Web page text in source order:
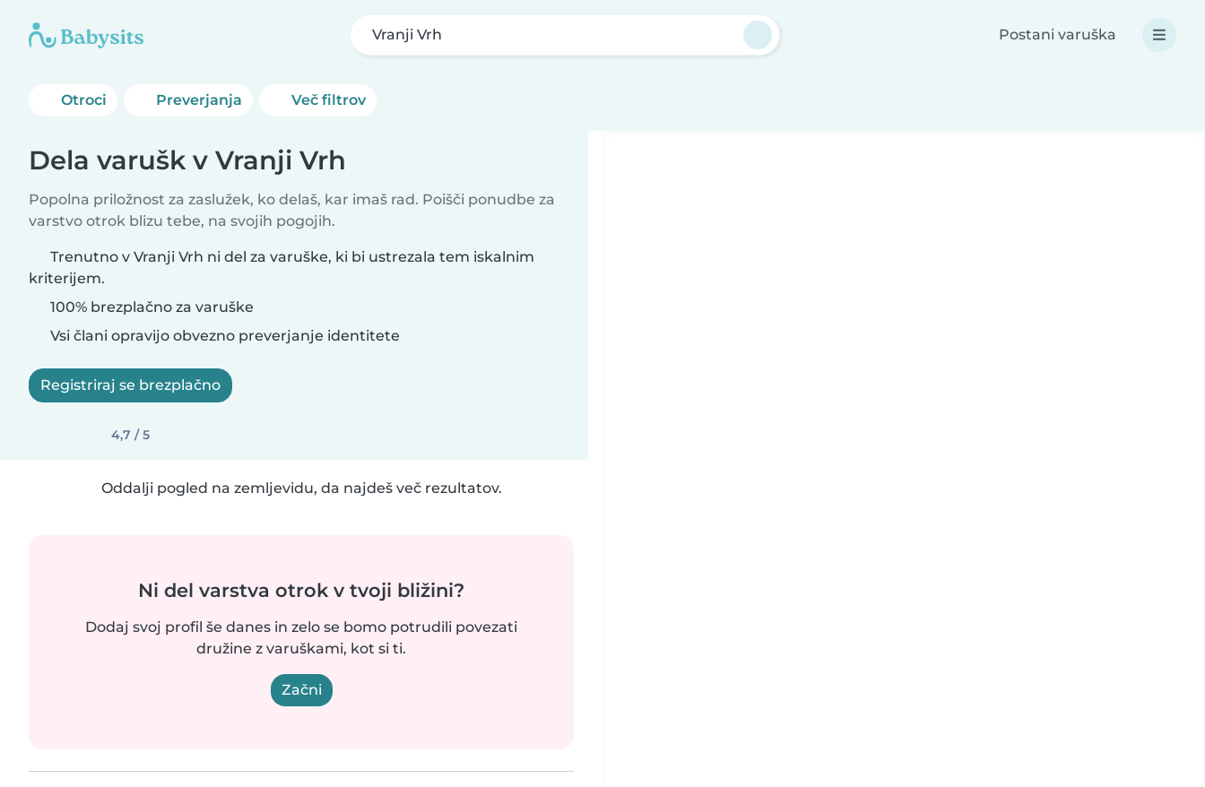
Vranji Vrh Postani varuška
Otroci Preverjanja Več filtrov
Dela varušk v Vranji Vrh
Popolna priložnost za zaslužek, ko delaš, kar imaš rad. Poišči ponudbe za
varstvo otrok blizu tebe, na svojih pogojih.
Trenutno v Vranji Vrh ni del za varuške, ki bi ustrezala tem iskalnim
kriterijem.
100% brezplačno za varuške
Vsi člani opravijo obvezno preverjanje identitete
Registriraj se brezplačno
4,7 / 5
Oddalji pogled na zemljevidu, da najdeš več rezultatov.
Ni del varstva otrok v tvoji bližini?
Dodaj svoj profil še danes in zelo se bomo potrudili povezati
družine z varuškami, kot si ti.
Začni